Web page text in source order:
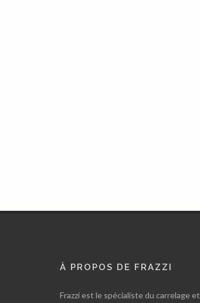
À PROPOS DE FRAZZI
Frazzi est le spécialiste du carrelage et